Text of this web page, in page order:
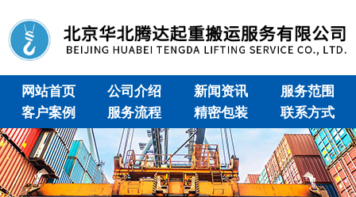
网站首页 公司介绍 新闻资讯
服务范围
客户案例
服务流程 精密包装 联系方式